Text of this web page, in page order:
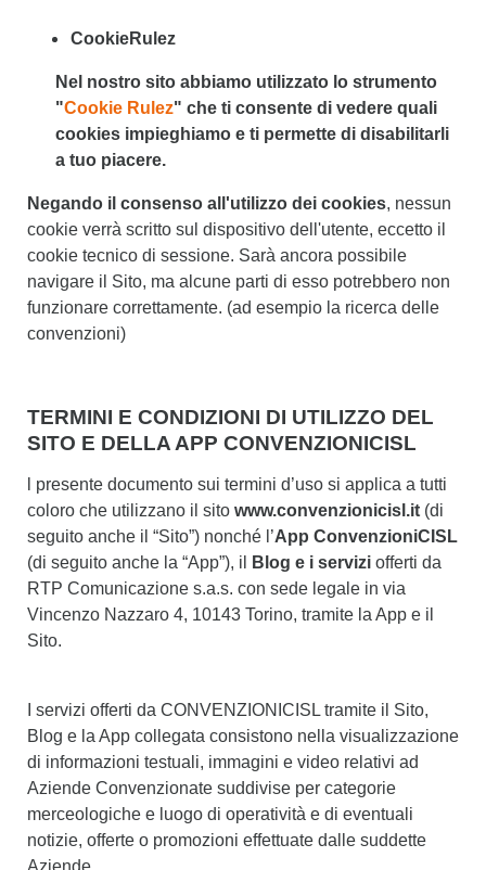
CookieRulez
Nel nostro sito abbiamo utilizzato lo strumento
"Cookie Rulez" che ti consente di vedere quali
cookies impieghiamo e ti permette di disabilitarli
a tuo piacere.
Negando il consenso all'utilizzo dei cookies, nessun
cookie verrà scritto sul dispositivo dell'utente, eccetto il
cookie tecnico di sessione. Sarà ancora possibile
navigare il Sito, ma alcune parti di esso potrebbero non
funzionare correttamente. (ad esempio la ricerca delle
convenzioni)
TERMINI E CONDIZIONI DI UTILIZZO DEL
SITO E DELLA APP CONVENZIONICISL
l presente documento sui termini d’uso si applica a tutti
coloro che utilizzano il sito www.convenzionicisl.it (di
seguito anche il “Sito”) nonché l’App ConvenzioniCISL
(di seguito anche la “App”), il
Blog e i servizi offerti da
RTP Comunicazione s.a.s. con sede legale in via
Vincenzo Nazzaro 4, 10143 Torino, tramite la App e il
Sito.
I servizi offerti da CONVENZIONICISL tramite il Sito,
Blog e la App collegata consistono nella visualizzazione
di informazioni testuali, immagini e video relativi ad
Aziende Convenzionate suddivise per categorie
merceologiche e luogo di operatività e di eventuali
notizie, offerte o promozioni effettuate dalle suddette
Aziende.